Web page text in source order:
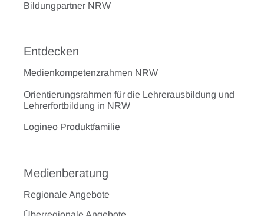
Bildungpartner NRW
Entdecken
Medienkompetenzrahmen NRW
Orientierungsrahmen für die Lehrerausbildung und
Lehrerfortbildung in NRW
Logineo Produktfamilie
Medienberatung
Regionale Angebote